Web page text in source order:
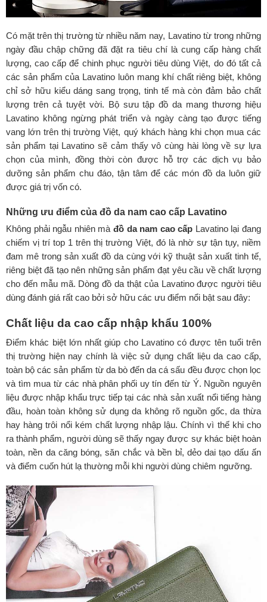
Có mặt trên thị trường từ nhiều năm nay, Lavatino từ trong những
ngày đầu chập chững đã đặt ra tiêu chí là cung cấp hàng chất
lượng, cao cấp để chinh phục người tiêu dùng Việt, do đó tất cả
các sản phẩm của Lavatino luôn mang khí chất riêng biệt, không
chỉ sở hữu kiểu dáng sang trọng, tinh tế mà còn đảm bảo chất
lượng trên cả tuyệt vời. Bộ sưu tập đồ da mang thương hiệu
Lavatino không ngừng phát triển và ngày càng tạo được tiếng
vang lớn trên thị trường Việt, quý khách hàng khi chọn mua các
sản phẩm tại Lavatino sẽ cảm thấy vô cùng hài lòng về sự lựa
chọn của mình, đồng thời còn được hỗ trợ các dịch vụ bảo
dưỡng sản phẩm chu đáo, tận tâm để các món đồ da luôn giữ
được giá trị vốn có.
Những ưu điểm của đồ da nam cao cấp Lavatino
Không phải ngẫu nhiên mà đồ da nam cao cấp Lavatino lại đang
chiếm vị trí top 1 trên thị trường Việt, đó là nhờ sự tận tụy, niềm
đam mê trong sản xuất đồ da cùng với kỹ thuật sản xuất tinh tế,
riêng biệt đã tạo nên những sản phẩm đạt yêu cầu về chất lượng
cho đến mẫu mã. Dòng đồ da thật của Lavatino được người tiêu
dùng đánh giá rất cao bởi sở hữu các ưu điểm nổi bật sau đây:
Chất liệu da cao cấp nhập khẩu 100%
Điểm khác biệt lớn nhất giúp cho Lavatino có được tên tuổi trên
thị trường hiện nay chính là việc sử dụng chất liệu da cao cấp,
toàn bộ các sản phẩm từ da bò đến da cá sấu đều được chọn lọc
và tìm mua từ các nhà phân phối uy tín đến từ Ý. Nguồn nguyên
liệu được nhập khẩu trực tiếp tại các nhà sản xuất nổi tiếng hàng
đầu, hoàn toàn không sử dụng da không rõ nguồn gốc, da thừa
hay hàng trôi nổi kém chất lượng nhập lậu. Chính vì thế khi cho
ra thành phẩm, người dùng sẽ thấy ngay được sự khác biệt hoàn
toàn, nền da căng bóng, săn chắc và bền bỉ, dẻo dai tạo dấu ấn
và điểm cuốn hút lạ thường mỗi khi người dùng chiêm ngưỡng.